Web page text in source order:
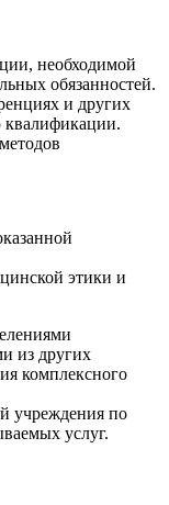
необходимой
обязанностей.
и других
этики и
из других
комплексного
учреждения по
услуг.